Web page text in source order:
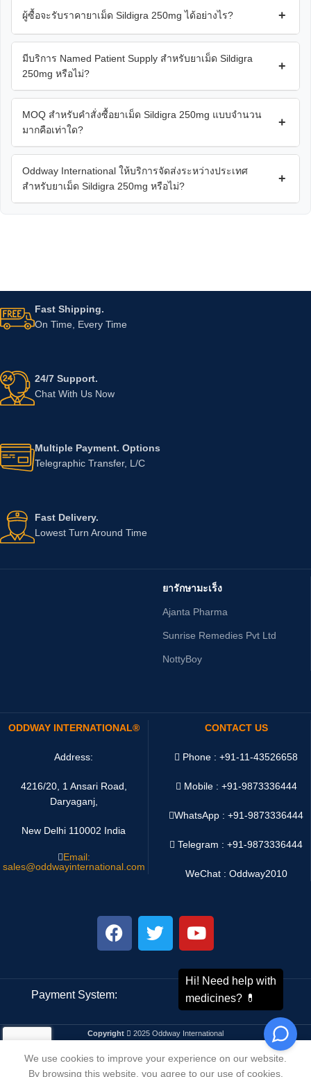
ผู้ซื้อจะรับราคายาเม็ด Sildigra 250mg ได้อย่างไร? +
มีบริการ Named Patient Supply สำหรับยาเม็ด Sildigra
250mg หรือไม่?
+
MOQ สำหรับคำสั่งซื้อยาเม็ด Sildigra 250mg แบบจำนวน
มากคือเท่าใด?
+
Oddway International ให้บริการจัดส่งระหว่างประเทศ
สำหรับยาเม็ด Sildigra 250mg หรือไม่?
+
Fast Shipping.
On Time, Every Time
24/7 Support.
Chat With Us Now
Multiple Payment. Options
Telegraphic Transfer, L/C
Fast Delivery.
Lowest Turn Around Time
ยารักษามะเร็ง
Ajanta Pharma
Sunrise Remedies Pvt Ltd
NottyBoy
ODDWAY INTERNATIONAL®
Address:
4216/20, 1 Ansari Road,
Daryaganj,
New Delhi 110002 India
Email:
sales@oddwayinternational.com
CONTACT US
Phone : +91-11-43526658
Mobile : +91-9873336444
WhatsApp :+91-9873336444
Telegram : +91-9873336444
WeChat : Oddway2010
Payment System: Shipping System:
Copyright 2025 Oddway International
We use cookies to improve your experience on our website.
By browsing this website, you agree to our use of cookies.